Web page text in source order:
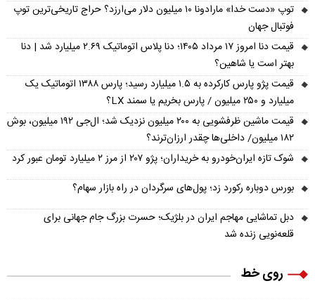
توپ «دست خدا» مارادونا ۱۰ میلیون دلار می‌ارزد؟ حراج تاریخی‌ترین توپ
فوتبال جهان
قیمت دنا امروز ۱۷ مرداد ۱۴۰۵؛ دنا پلاس اتوماتیک ۲.۶۹ میلیارد شد | دنا
بهتر است یا شاهین؟
قیمت پژو پارس کارکرده به ۱.۵ میلیارد رسید؛ پارس ۱۳۸۸ اتوماتیک یک
میلیارد و ۲۵۰ میلیون / پارس بخریم یا سمند LX؟
قیمت ماشین ظرفشویی به ۲۰۰ میلیون نزدیک شد؛ ال‌جی ۱۹۲ میلیون، بوش
۱۸۲ میلیون/ داخلی‌ها چقدر ارزان‌ترند؟
شوک تازه ایران‌خودرو به خریداران؛ پژو ۲۰۷ از مرز ۲ میلیارد تومان عبور کرد
بورس دوباره رکورد زد؛ پول‌های سرگردان در راه بازار سهام؟
دبل تماشایی مهاجم ایران در بلژیک؛ حسرت بزرگ جام جهانی برای
قلعه‌نویی زنده شد
روی خط